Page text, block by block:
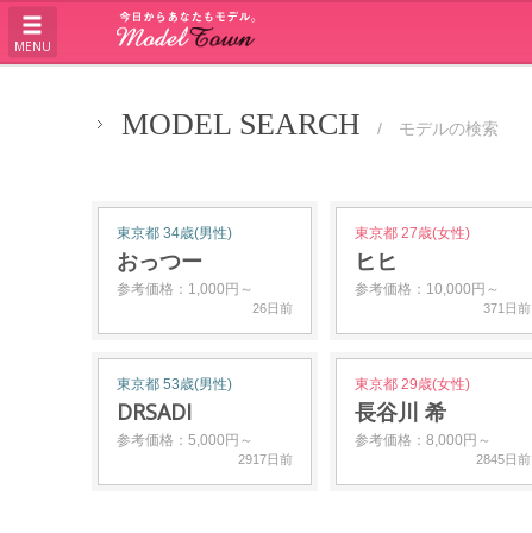
MENU
MODEL SEARCH / モデルの検索
東京都 34歳(男性)
おっつー
参考価格：1,000円～
26日前
東京都 27歳(女性)
ヒヒ
参考価格：10,000円～
371日前
東京都 53歳(男性)
DRSADI
参考価格：5,000円～
2917日前
東京都 29歳(女性)
長谷川 希
参考価格：8,000円～
2845日前